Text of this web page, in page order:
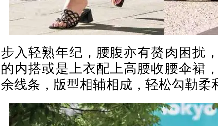
步入轻熟年纪，腰腹亦有赘肉困扰
的内搭或是上衣配上高腰收腰伞裙
余线条，版型相辅相成，轻松勾勒柔